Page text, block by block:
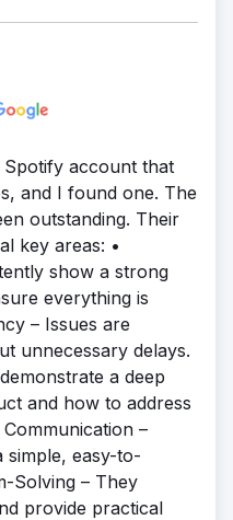
- Done
Development -
account that
and I found one. The
outstanding. Their
key areas: •
show a strong
everything is
– Issues are
unnecessary delays.
a deep
and how to address
–
simple, easy-to-
Solving – They
provide practical